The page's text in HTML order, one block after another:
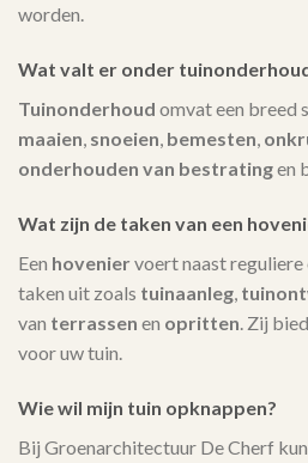
worden.
Wat valt er onder
Tuinonderhoud omvat een breed
maaien, snoeien, bemesten,
onderhouden van bestratingen
Wat zijn de taken van een
Een hoveniervoert naast
taken uit zoals tuinaanleg,
van terrassen en opritten. Zij
voor uw tuin.
Wie wil mijn tuin opknappen?
Bij Groenarchitectuur De Cherf